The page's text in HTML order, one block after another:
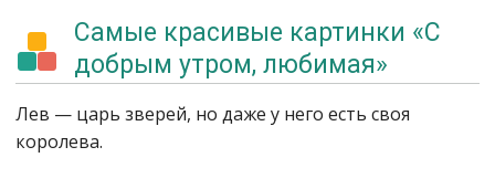
Самые красивые картинки «С
добрым утром, любимая»
Лев — царь зверей, но даже у него есть своя
королева.